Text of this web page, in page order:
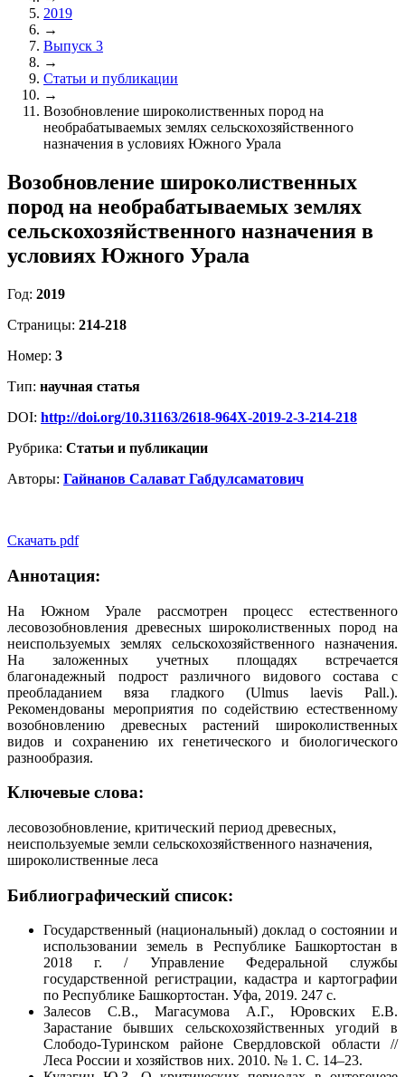
2019
→
Выпуск 3
→
Статьи и публикации
→
Возобновление широколиственных пород на
необрабатываемых землях сельскохозяйственного
назначения в условиях Южного Урала
Возобновление широколиственных
пород на необрабатываемых землях
сельскохозяйственного назначения в
условиях Южного Урала
Год: 2019
Страницы: 214-218
Номер: 3
Тип: научная статья
DOI: http://doi.org/10.31163/2618-964X-2019-2-3-214-218
Рубрика: Статьи и публикации
Авторы: Гайнанов Салават Габдулсаматович
Скачать pdf
Аннотация:
На Южном Урале рассмотрен процесс естественного
лесовозобновления древесных широколиственных пород на
неиспользуемых землях сельскохозяйственного назначения.
На заложенных учетных площадях встречается
благонадежный подрост различного видового состава с
преобладанием вяза гладкого (Ulmus laevis Pall.).
Рекомендованы мероприятия по содействию естественному
возобновлению древесных растений широколиственных
видов и сохранению их генетического и биологического
разнообразия.
Ключевые слова:
лесовозобновление, критический период древесных,
неиспользуемые земли сельскохозяйственного назначения,
широколиственные леса
Библиографический список:
Государственный (национальный) доклад о состоянии и
использовании земель в Республике Башкортостан в
2018 г. / Управление Федеральной службы
государственной регистрации, кадастра и картографии
по Республике Башкортостан. Уфа, 2019. 247 с.
Залесов С.В., Магасумова А.Г., Юровских Е.В.
Зарастание бывших сельскохозяйственных угодий в
Слободо-Туринском районе Свердловской области //
Леса России и хозяйствов них. 2010. № 1. С. 14–23.